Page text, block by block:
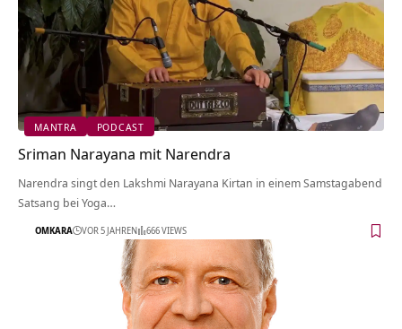
MANTRA PODCAST
Sriman Narayana mit Narendra
Narendra singt den Lakshmi Narayana Kirtan in einem Samstagabend
Satsang bei Yoga…
OMKARA VOR 5 JAHREN 666 VIEWS